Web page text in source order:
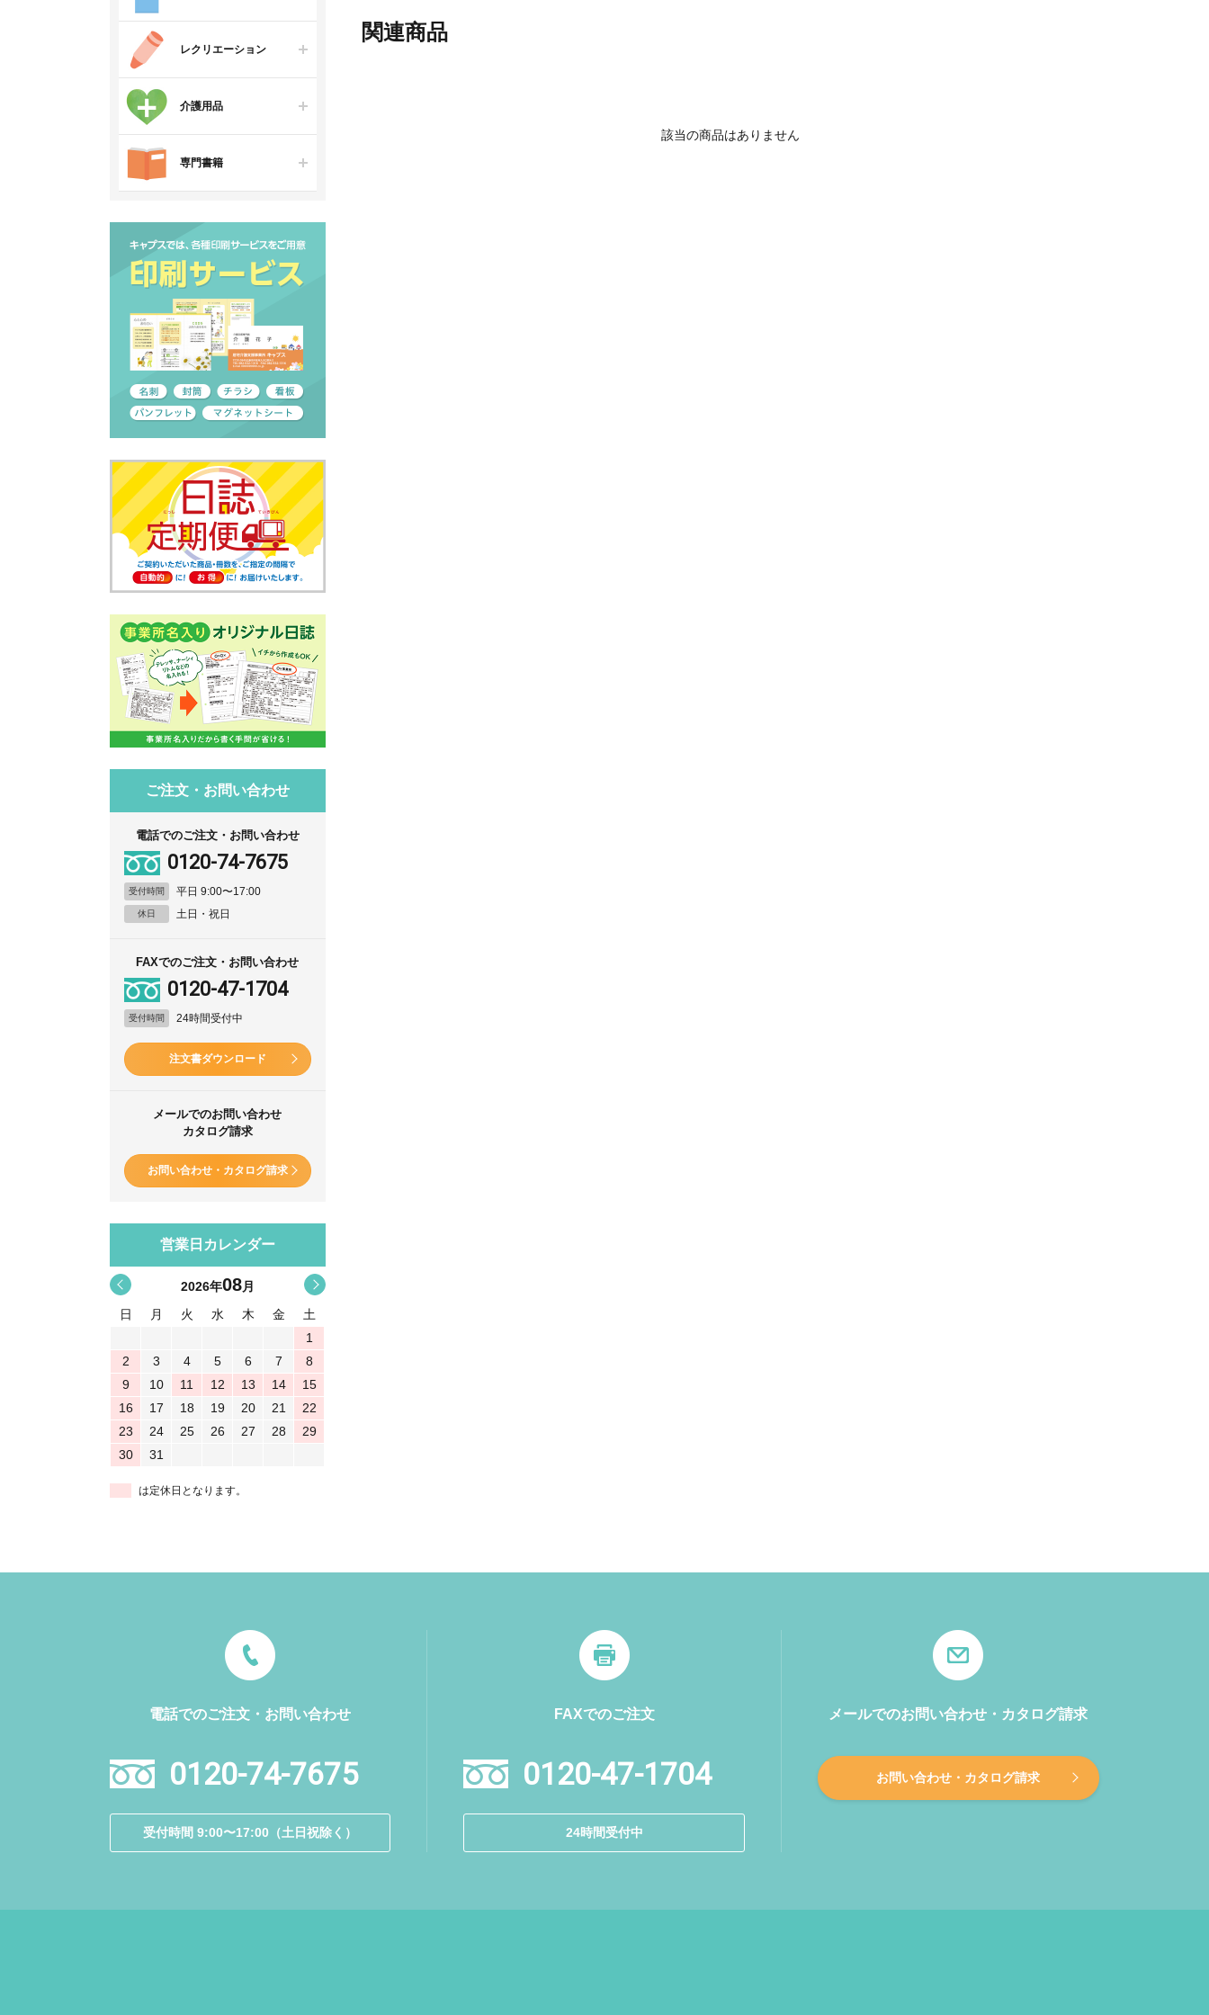
レクリエーション
介護用品
専門書籍
ご注文・お問い合わせ
電話でのご注文・お問い合わせ
0120-74-7675
受付時間 平日 9:00〜17:00
休日 土日・祝日
FAXでのご注文・お問い合わせ
0120-47-1704
受付時間 24時間受付中
注文書ダウンロード
メールでのお問い合わせ
カタログ請求
お問い合わせ・カタログ請求
営業日カレンダー
< >
2026年08月
日
月 火 水 木 金
土
1
2
3 4 5 6 7
8
9
10 11 12 13 14
15
16
17 18 19 20 21
22
23
24 25 26 27 28
29
30
31
は定休日となります。
関連商品
該当の商品はありません
電話でのご注文・お問い合わせ
0120-74-7675
受付時間 9:00〜17:00（土日祝除く）
FAXでのご注文
0120-47-1704
24時間受付中
メールでのお問い合わせ・カタログ請求
お問い合わせ・カタログ請求